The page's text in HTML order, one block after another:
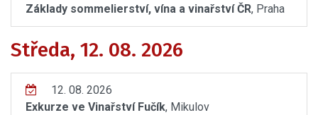
Základy sommelierství, vína a vinařství ČR, Praha
Středa, 12. 08. 2026
12. 08. 2026
Exkurze ve Vinařství Fučík, Mikulov